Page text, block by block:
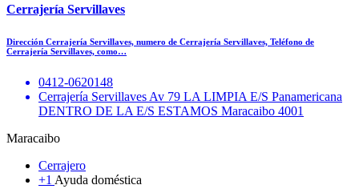
Cerrajería Servillaves
Dirección Cerrajería Servillaves, numero de Cerrajería Servillaves, Teléfono de
Cerrajería Servillaves, como…
0412-0620148
Cerrajería Servillaves Av 79 LA LIMPIA E/S Panamericana
DENTRO DE LA E/S ESTAMOS Maracaibo 4001
Maracaibo
Cerrajero
+1 Ayuda doméstica